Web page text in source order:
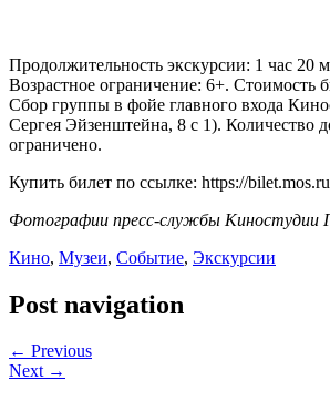
Продолжительность экскурсии: 1 час 20
Возрастное ограничение: 6+. Стоимость
Сбор группы в фойе главного входа
Сергея Эйзенштейна, 8 с 1). Количество
ограничено.
Купить билет по ссылке: https://
Фотографии пресс-службы Киностудии
Кино, Музеи, Событие, Экскурсии
Post navigation
← Previous
Next →